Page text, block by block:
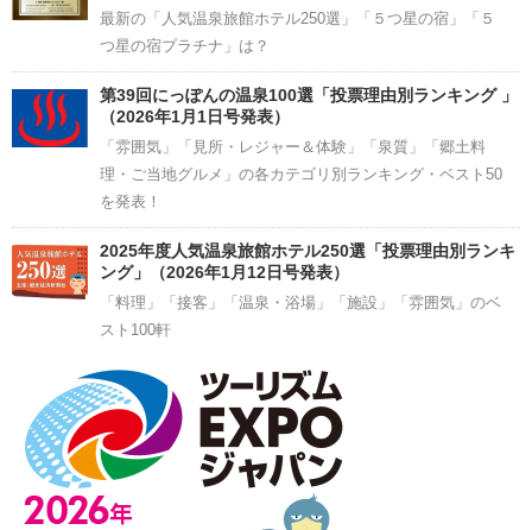
最新の「人気温泉旅館ホテル250選」「５つ星の宿」「５
つ星の宿プラチナ」は？
第39回にっぽんの温泉100選「投票理由別ランキング 」
（2026年1月1日号発表）
「雰囲気」「見所・レジャー＆体験」「泉質」「郷土料
理・ご当地グルメ」の各カテゴリ別ランキング・ベスト50
を発表！
2025年度人気温泉旅館ホテル250選「投票理由別ランキ
ング」（2026年1月12日号発表）
「料理」「接客」「温泉・浴場」「施設」「雰囲気」のベ
スト100軒